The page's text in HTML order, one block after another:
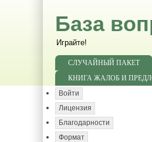
База
Играйте!
СЛУЧАЙНЫЙ ПАКЕТ
КНИГА ЖАЛОБ И
Войти
Лицензия
Благодарности
Формат